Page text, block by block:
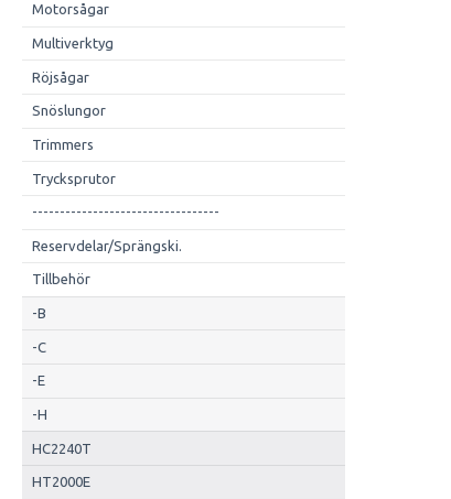
Motorsågar
Multiverktyg
Röjsågar
Snöslungor
Trimmers
Trycksprutor
----------------------------------
Reservdelar/Sprängski.
Tillbehör
-B
-C
-E
-H
HC2240T
HT2000E